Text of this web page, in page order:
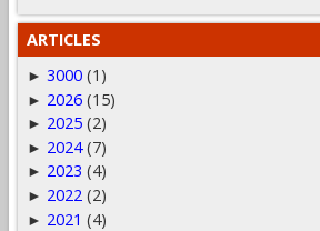
ARTICLES
► 3000 (1)
► 2026 (15)
► 2025 (2)
► 2024 (7)
► 2023 (4)
► 2022 (2)
► 2021 (4)